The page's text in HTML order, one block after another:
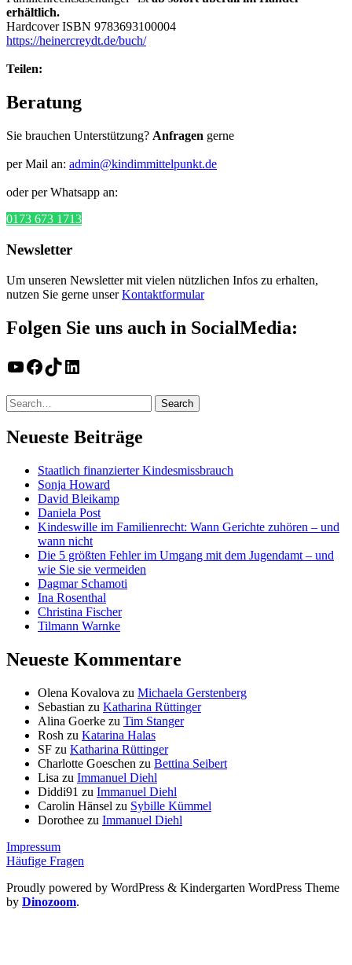
erhältlich.
Hardcover ISBN 9783693100004
https://heinercreydt.de/buch/
Teilen:
Beratung
Sie brauchen Unterstützung? Anfragen gerne
per Mail an: admin@kindimmittelpunkt.de
oder per Whatsapp an:
0173 673 1713
Newsletter
Um unseren Newsletter mit vielen nützlichen Infos zu erhalten,
nutzen Sie gerne unserKontaktformular
Folgen Sie uns auch in SocialMedia:
YouTube
Facebook
TikTokLinkedIn
Neueste Beiträge
Staatlich finanzierter Kindesmissbrauch
Sonja Howard
David Bleikamp
Daniela Post
Kindeswille im Familienrecht: Wann Gerichte zuhören – und
wann nicht
Die 5 größten Fehler im Umgang mit dem Jugendamt – und
wie Sie sie vermeiden
Dagmar Schamoti
Ina Rosenthal
Christina Fischer
Tilmann Warnke
Neueste Kommentare
Olena Kovalova zu Michaela Gerstenberg
Sebastian zu Katharina Rüttinger
Alina Goerke zu Tim Stanger
Rosh zu Katarina Halas
SF zu Katharina Rüttinger
Charlotte Goeschen zu Bettina Seibert
Lisa zu Immanuel Diehl
Diddi91 zu Immanuel Diehl
Carolin Hänsel zu Sybille Kümmel
Dorothee zu Immanuel Diehl
Impressum
Häufige Fragen
Proudly powered by WordPress & Kindergarten WordPress Theme
by Dinozoom.